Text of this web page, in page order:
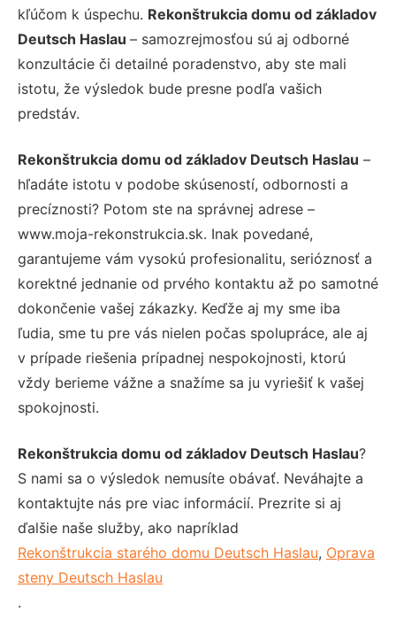
kľúčom k úspechu. Rekonštrukcia domu od základov
Deutsch Haslau – samozrejmosťou sú aj odborné
konzultácie či detailné poradenstvo, aby ste mali
istotu, že výsledok bude presne podľa vašich
predstáv.
Rekonštrukcia domu od základov Deutsch Haslau –
hľadáte istotu v podobe skúseností, odbornosti a
precíznosti? Potom ste na správnej adrese –
www.moja-rekonstrukcia.sk. Inak povedané,
garantujeme vám vysokú profesionalitu, serióznosť a
korektné jednanie od prvého kontaktu až po samotné
dokončenie vašej zákazky. Keďže aj my sme iba
ľudia, sme tu pre vás nielen počas spolupráce, ale aj
v prípade riešenia prípadnej nespokojnosti, ktorú
vždy berieme vážne a snažíme sa ju vyriešiť k vašej
spokojnosti.
Rekonštrukcia domu od základov Deutsch Haslau?
S nami sa o výsledok nemusíte obávať. Neváhajte a
kontaktujte nás pre viac informácií. Prezrite si aj
ďalšie naše služby, ako napríklad
Rekonštrukcia starého domu Deutsch Haslau, Oprava
steny Deutsch Haslau
.